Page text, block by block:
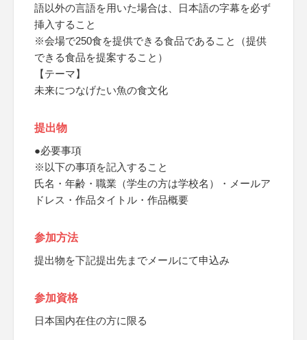
語以外の言語を用いた場合は、日本語の字幕を必ず
挿入すること
※会場で250食を提供できる食品であること（提供
できる食品を提案すること）
【テーマ】
未来につなげたい魚の食文化
提出物
●必要事項
※以下の事項を記入すること
氏名・年齢・職業（学生の方は学校名）・メールア
ドレス・作品タイトル・作品概要
参加方法
提出物を下記提出先までメールにて申込み
参加資格
日本国内在住の方に限る